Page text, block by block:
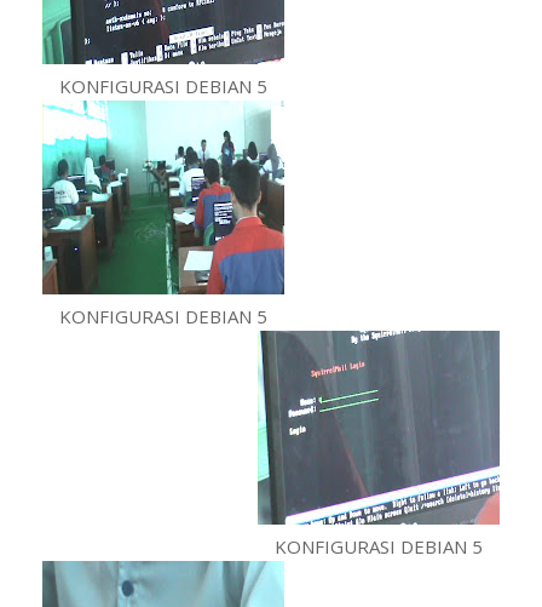
KONFIGURASI DEBIAN 5
KONFIGURASI DEBIAN 5
KONFIGURASI DEBIAN 5